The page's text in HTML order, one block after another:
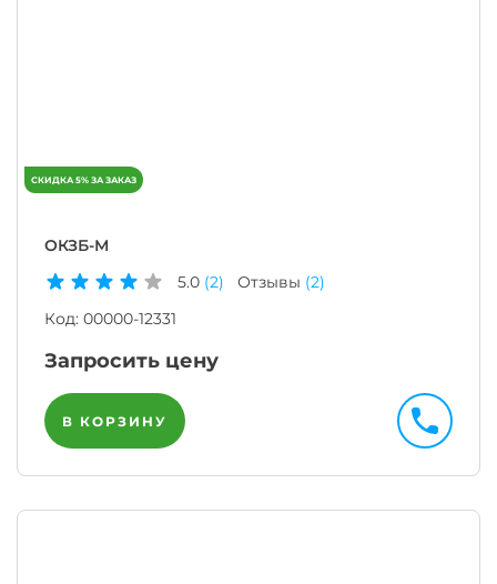
ОКЗБ-М
5.0 (2) Отзывы (2)
Код: 00000-12331
Запросить цену
В КОРЗИНУ